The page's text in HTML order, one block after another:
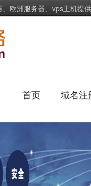
欧洲服务器、vps主机提
首页 域名注